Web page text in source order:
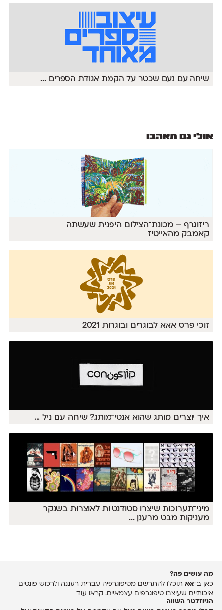
שיחה עם נעם שכטר על הקמת אגודת הספרים ...
אולי גם תאהבו
ריזוגרף – מכונת־הצילום היפנית שעשתה
קאמבק מהאייטיז
זוכי פרס אאא לבוגרים ובוגרות 2021
איך יוצרים מותג שהוא אנטי־מותג? שיחה עם ניל...
מיני־תערוכות שיצרו סטודנטיות לאוצרוּת בשנקר
מעניקות מבט מרענן ...
מה עושים פה?
כאן ב־אאאתוכלו להתרשם מטיפוגרפיה עברית רעננה ולרכוש פונטים
איכותיים שעיצבו טיפוגרפים עצמאיים. קראו עוד
הניוזלטר השווה